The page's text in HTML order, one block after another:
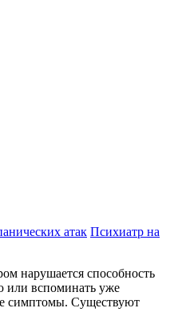
атак Психиатр на
нарушается способность
или вспоминать уже
симптомы. Существуют